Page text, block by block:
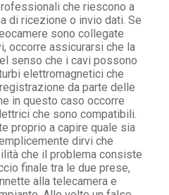
che riescono a
di ricezione o invio dati. Se
sono collegate
occorre assicurarsi che la
senso che i cavi possono
elettromagnetici che
da parte delle
in questo caso occorre
che sono compatibili.
proprio a capire quale sia
dirvi che
che il problema consiste
finale tra le due prese,
alla telecamera e